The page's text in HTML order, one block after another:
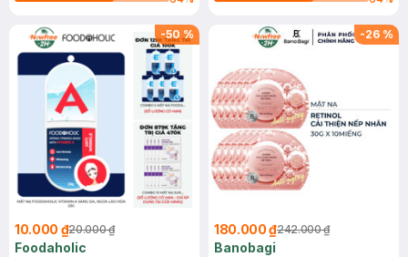
-50 %
10.000 ₫20.000 ₫
Foodaholic
-26 %
180.000 ₫242.000 ₫
Banobagi